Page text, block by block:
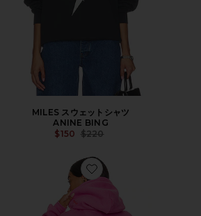
MILES スウェットシャツ
ANINE BING
$150 Previous price:
$220
Favorite IT COSTS $0 パーカ